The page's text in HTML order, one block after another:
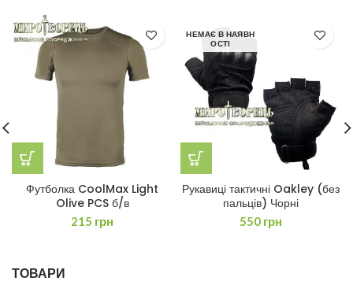
Футболка CoolMax Light
Olive PCS б/в
215 грн
НЕМАЄ В НАЯВН
ОСТІ
Рукавиці тактичні Oakley (без
пальців) Чорні
550 грн
ТОВАРИ